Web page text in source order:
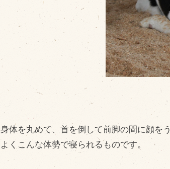
身体を丸めて、首を倒して前脚の間に顔を
よくこんな体勢で寝られるものです。
品質管理体制
ＢtoＢ受発注システム
瑕疵とは
個人のお客様
法人のお客様